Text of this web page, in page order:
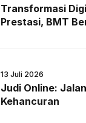
Transformasi
Prestasi, BMT
13 Juli 2026
Judi Online:
Kehancuran